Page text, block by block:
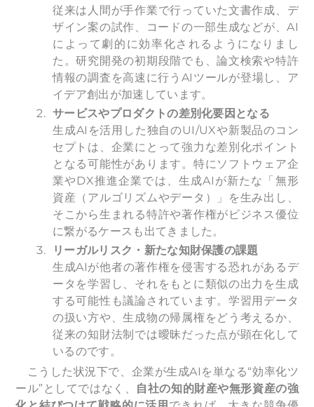
従来は人間が手作業で行っていた文書作成、デ
ザイン案の試作、コードの一部生成などが、AI
によって劇的に効率化されるようになりまし
た。研究開発の初期段階でも、論文検索や特許
情報の調査を高速に行うAIツールが登場し、ア
イデア創出が加速しています。
サービスやプロダクトの差別化要因となる
生成AIを活用した独自のUI/UXや新製品のコン
セプトは、企業にとって強力な差別化ポイント
となる可能性があります。特にソフトウェア企
業やDX推進企業では、生成AIが新たな「無形
資産（アルゴリズムやデータ）」を生み出し、
そこから生まれる特許や著作権がビジネス優位
に繋がるケースも出てきました。
リーガルリスク・新たな知財保護の課題
生成AIが他者の著作権を侵害する恐れがあるデ
ータを学習し、それをもとに類似の出力を生成
する可能性も議論されています。学習用データ
の扱い方や、生成物の帰属権をどう考えるか、
従来の知財法制では曖昧だった点が顕在化して
いるのです。
こうした状況下で、企業が生成AIを単なる“効率化ツ
ール”としてではなく、 自社の知的財産や無形資産の強